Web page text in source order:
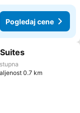
Pogledaj cene
0.7 km